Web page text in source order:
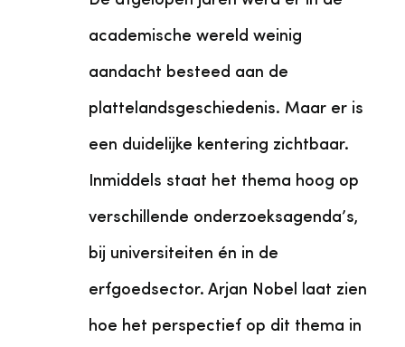
academische wereld weinig
aandacht besteed aan de
plattelandsgeschiedenis. Maar er is
een duidelijke kentering zichtbaar.
Inmiddels staat het thema hoog op
verschillende onderzoeksagenda’s,
bij universiteiten én in de
erfgoedsector. Arjan Nobel laat zien
hoe het perspectief op dit thema in